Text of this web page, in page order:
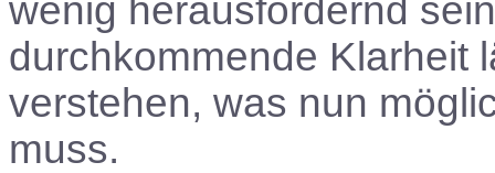
wenig herausfordernd
durchkommende Klarheit
verstehen, was nun
muss.